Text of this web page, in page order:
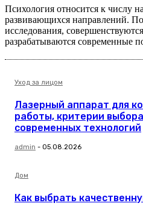
Психология относится к числу
развивающихся направлений.
исследования,
разрабатываются современные
Уход за лицом
Лазерный аппарат для
работы, критерии
современных технологий
admin - 05.08.2026
Дом
Как выбрать